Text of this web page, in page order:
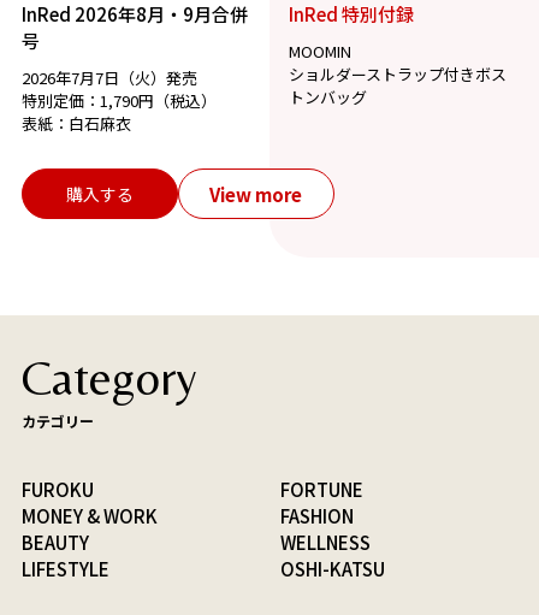
InRed 2026年8月・9月合併
号
2026年7月7日（火）発売
特別定価：1,790円（税込）
表紙：白石麻衣
InRed 特別付録
MOOMIN
ショルダーストラップ付きボス
トンバッグ
購入する View more
Category
カテゴリー
FUROKU
FORTUNE
MONEY & WORK
FASHION
BEAUTY
WELLNESS
LIFESTYLE
OSHI-KATSU